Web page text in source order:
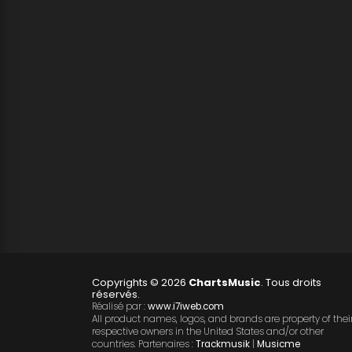
Copyrights © 2026 ChartsMusic. Tous droits
réservés.
Réalisé par :www.i7iweb.com
All product names, logos, and brands are property of
respective owners in the United States and/or other
countries. Partenaires :Trackmusik Musicme